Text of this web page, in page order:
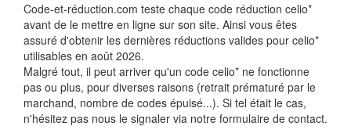
Code-et-réduction.com teste chaque code réduction celio*
avant de le mettre en ligne sur son site. Ainsi vous êtes
assuré d'obtenir les dernières réductions valides pour celio*
utilisables en août 2026.
Malgré tout, il peut arriver qu'un code celio* ne fonctionne
pas ou plus, pour diverses raisons (retrait prématuré par le
marchand, nombre de codes épuisé...). Si tel était le cas,
n'hésitez pas nous le signaler via notre formulaire de contact.